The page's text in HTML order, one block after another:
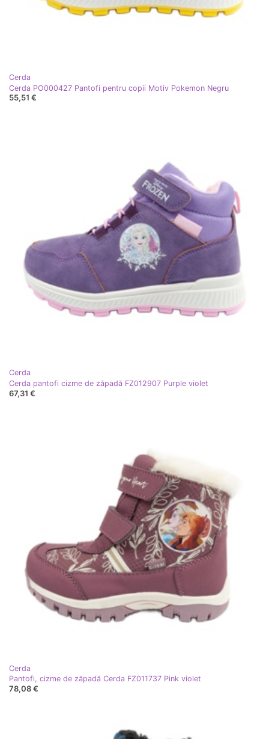
Cerda
Cerda PO000427 Pantofi pentru copii Motiv Pokemon Negru
55,51 €
Cerda
Cerda pantofi cizme de zăpadă FZ012907 Purple violet
67,31 €
Cerda
Pantofi, cizme de zăpadă Cerda FZ011737 Pink violet
78,08 €